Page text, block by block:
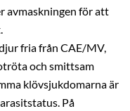
avmaskningen för att
fria från CAE/MV,
och smittsam
klövsjukdomarna är
På